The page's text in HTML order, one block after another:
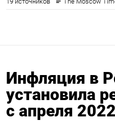
Инфляция в
установила
с апреля